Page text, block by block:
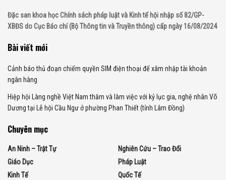
Đặc san khoa học Chính sách pháp luật và Kinh tế hội nhập số 82/GP-
XBĐS do Cục Báo chí (Bộ Thông tin và Truyền thông) cấp ngày 16/08/2024
Bài viết mới
Cảnh báo thủ đoạn chiếm quyền SIM điện thoại để xâm nhập tài khoản
ngân hàng
Hiệp hội Làng nghề Việt Nam thăm và làm việc với kỷ lục gia, nghệ nhân Võ
Dương tại Lễ hội Cầu Ngư ở phường Phan Thiết (tỉnh Lâm Đồng)
Chuyên mục
An Ninh – Trật Tự
Giáo Dục
Kinh Tế
Nghiên Cứu – Trao Đổi
Pháp Luật
Quốc Tế